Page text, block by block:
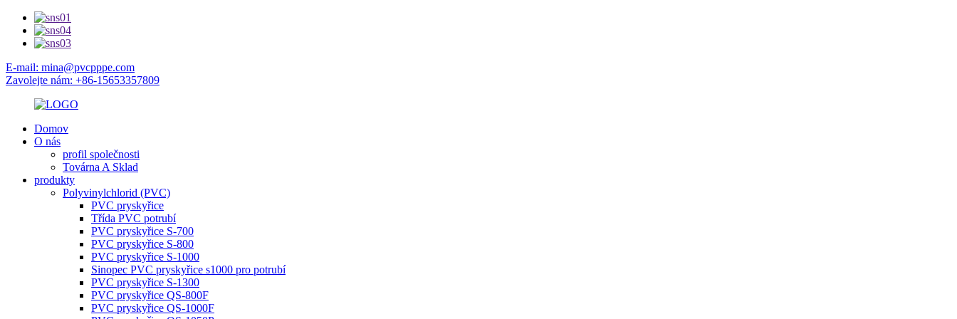
E-mail: mina@pvcpppe.com
Zavolejte nám: +86-15653357809
Domov
O nás
profil společnosti
Továrna A Sklad
produkty
Polyvinylchlorid (PVC)
PVC pryskyřice
Třída PVC potrubí
PVC pryskyřice S-700
PVC pryskyřice S-800
PVC pryskyřice S-1000
Sinopec PVC pryskyřice s1000 pro potrubí
PVC pryskyřice S-1300
PVC pryskyřice QS-800F
PVC pryskyřice QS-1000F